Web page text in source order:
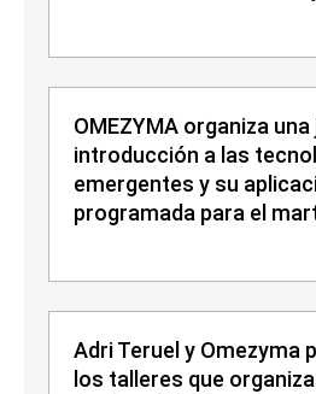
OMEZYMA organiza
introducción a las
emergentes y su
programada para el
Adri Teruel y Omezyma
los talleres que